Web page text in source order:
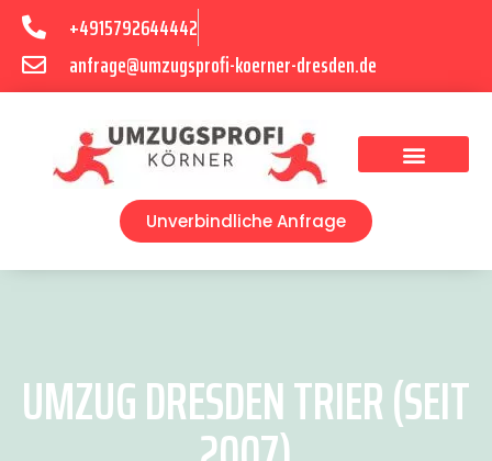
+4915792644442
anfrage@umzugsprofi-koerner-dresden.de
Unverbindliche Anfrage
UMZUG DRESDEN TRIER (SEIT